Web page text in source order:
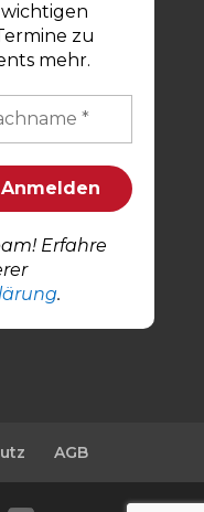
zu
mehr.
Erfahre
.
AGB